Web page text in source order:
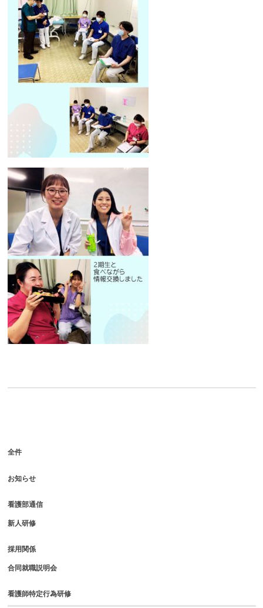
全件
お知らせ
看護部通信
新人研修
採用関係
合同就職説明会
看護師特定行為研修